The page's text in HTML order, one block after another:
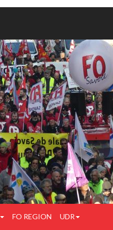
FO REGION UDR